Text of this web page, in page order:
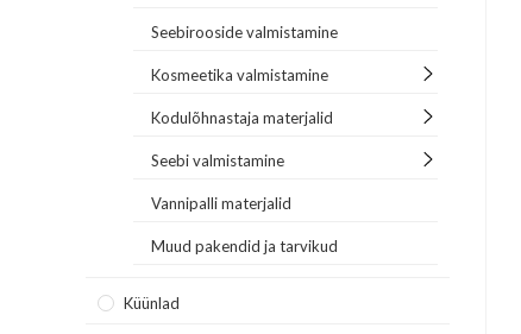
Seebirooside valmistamine
Kosmeetika valmistamine
Kodulõhnastaja materjalid
Seebi valmistamine
Vannipalli materjalid
Muud pakendid ja tarvikud
Küünlad